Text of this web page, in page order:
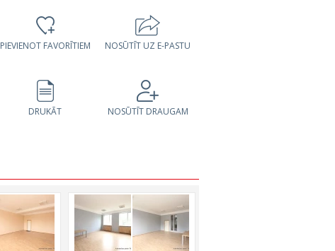
PIEVIENOT FAVORĪTIEM NOSŪTĪT UZ E-PASTU
DRUKĀT NOSŪTĪT DRAUGAM